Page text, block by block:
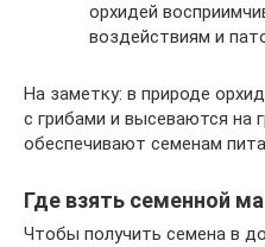
орхидей
воздействиям и
На заметку: в природе
с грибами и высеваются на
обеспечивают семенам
Где взять семенной
Чтобы получить семена в